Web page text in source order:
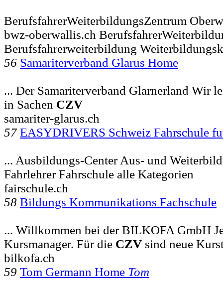
BerufsfahrerWeiterbildungsZentrum
bwz-oberwallis.ch
Berufsfahrerweiterbildung
56 Samariterverband Glarus Home
... Der Samariterverband Glarnerland Wir
in Sachen CZV
samariter-glarus.ch
57 EASYDRIVERS Schweiz Fahrschule
... Ausbildungs-Center Aus- und
Fahrlehrer Fahrschule alle Kategorien
fairschule.ch
58 Bildungs Kommunikations Fachschule
... Willkommen bei der BILKOFA GmbH
Kursmanager. Für die CZV sind neue
bilkofa.ch
59 Tom Germann Home Tom